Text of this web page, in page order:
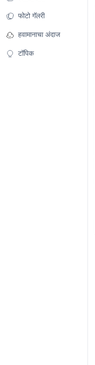
फोटो गॅलरी
हवामानाचा अंदाज
टॉपिक